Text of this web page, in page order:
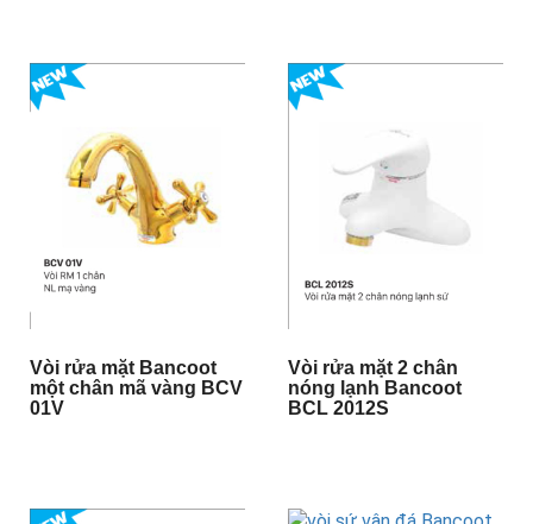
Vòi rửa mặt Bancoot
một chân mã vàng BCV
01V
Vòi rửa mặt 2 chân
nóng lạnh Bancoot
BCL 2012S